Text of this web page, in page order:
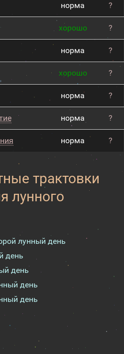
норма ?
хорошо ?
норма ?
хорошо ?
норма ?
норма ?
норма ?
трактовки
лунного
лунный день
день
день
день
день